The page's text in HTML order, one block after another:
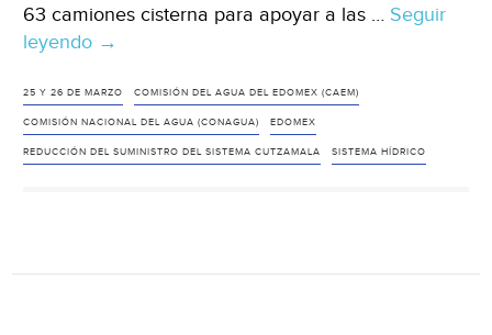
63 camiones cisterna para apoyar a las … Seguir
leyendo EDOMEX:
del
Agua
del
→
25 Y 26 DE MARZO COMISIÓN DEL AGUA DEL EDOMEX (CAEM)
COMISIÓN NACIONAL DEL AGUA (CONAGUA) EDOMEX
REDUCCIÓN DEL SUMINISTRO DEL SISTEMA CUTZAMALA SISTEMA HÍDRICO